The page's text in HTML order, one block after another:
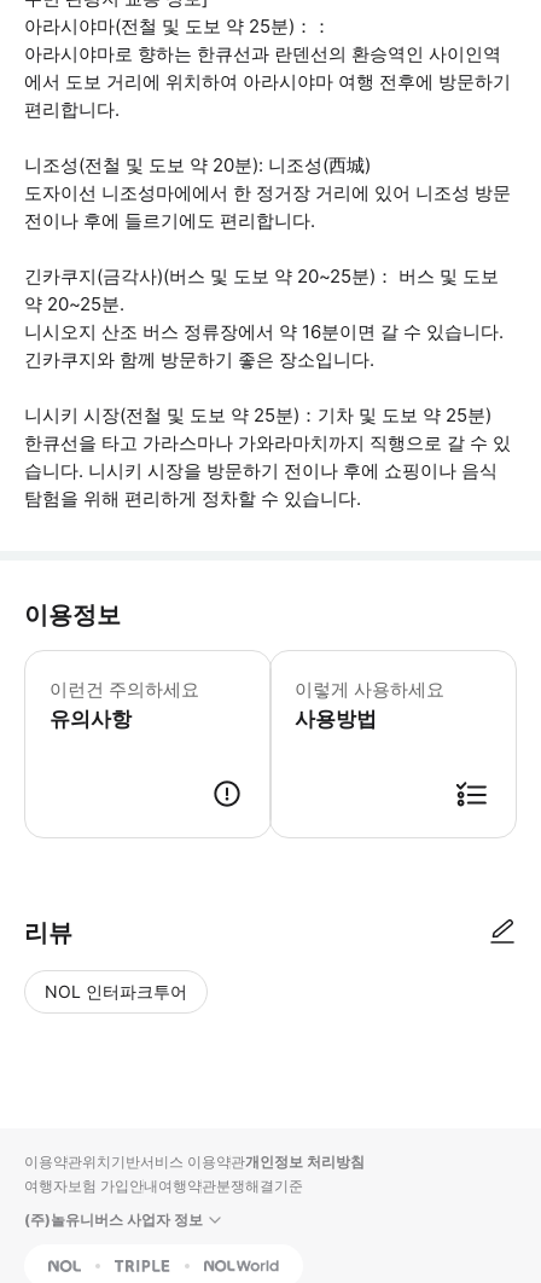
아라시야마(전철 및 도보 약 25분)：：
아라시야마로 향하는 한큐선과 란덴선의 환승역인 사이인역
에서 도보 거리에 위치하여 아라시야마 여행 전후에 방문하기
편리합니다.
니조성(전철 및 도보 약 20분): 니조성(西城)
도자이선 니조성마에에서 한 정거장 거리에 있어 니조성 방문
전이나 후에 들르기에도 편리합니다.
긴카쿠지(금각사)(버스 및 도보 약 20~25분)： 버스 및 도보
약 20~25분.
니시오지 산조 버스 정류장에서 약 16분이면 갈 수 있습니다.
긴카쿠지와 함께 방문하기 좋은 장소입니다.
니시키 시장(전철 및 도보 약 25분)：기차 및 도보 약 25분)
한큐선을 타고 가라스마나 가와라마치까지 직행으로 갈 수 있
습니다. 니시키 시장을 방문하기 전이나 후에 쇼핑이나 음식
탐험을 위해 편리하게 정차할 수 있습니다.
이용정보
이런건 주의하세요
유의사항
신체적 제한이나 알레르기가 있는 경
이렇게 사용하세요
사용방법
리뷰
NOL 인터파크투어
입니
다.
순
상
이용약관위치기반서비스 이용약관개인정보 처리방침
여행자보험 가입안내여행약관분쟁해결기준
(주)놀유니버스 사업자 정보
NOL Triple Interpark Global